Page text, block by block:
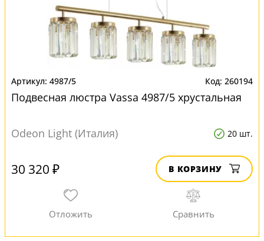
4987/5 260194
Подвесная люстра Vassa 4987/5 хрустальная
Odeon Light (Италия) 20 шт.
30 320 ₽ В КОРЗИНУ